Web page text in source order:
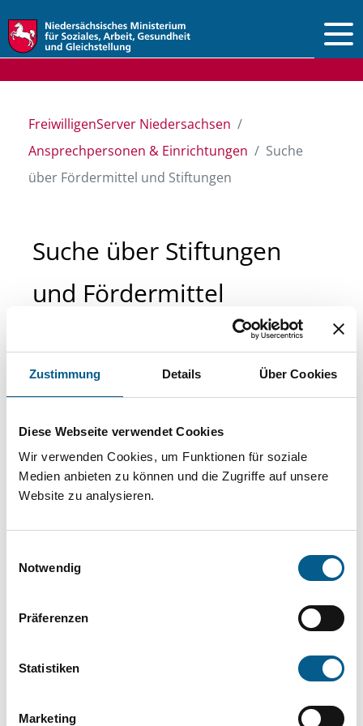
Zustimmung Details Über Cookies
Diese Webseite verwendet Cookies
Wir verwenden Cookies, um Funktionen für soziale
Medien anbieten zu können und die Zugriffe auf unsere
Website zu analysieren.
Notwendig
Präferenzen
Statistiken
Marketing
FreiwilligenServer Niedersachsen
Ansprechpersonen & Einrichtungen
Suche
über Fördermittel und Stiftungen
Suche über Stiftungen
und Fördermittel
Sie suchen finanzielle Unterstützung für ein
Projekt oder ein Vorhaben? Hier können Sie
direkt über unsere Fördermitteldatenbank und
Stiftungsdatenbank recherchieren. Bei der
Suche bitte die Groß- und Kleinschreibung
beachten.
Bitte Suchbegriff eingeben. Ergebnisse
können durch die Wahl von Bereichen oder
Suchen